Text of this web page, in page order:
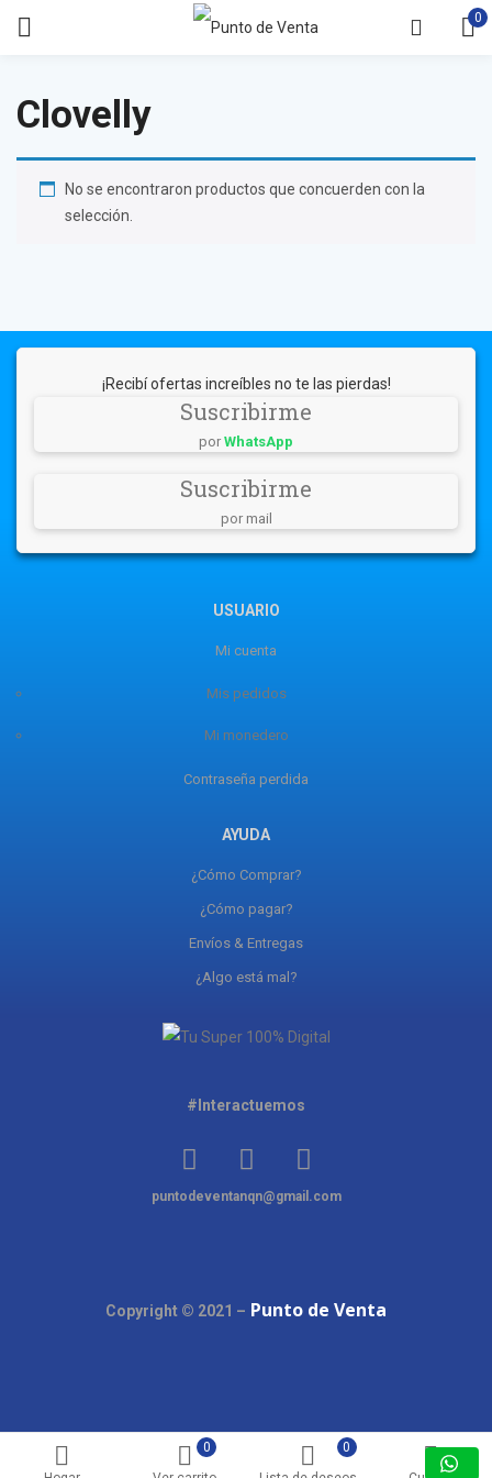
0
0
0
Clovelly
No se encontraron productos que concuerden con la
selección.
¡Recibí ofertas increíbles no te las pierdas!
Suscribirme
por WhatsApp
Suscribirme
por mail
USUARIO
Mi cuenta
Mis pedidos
Mi monedero
Contraseña perdida
AYUDA
¿Cómo Comprar?
¿Cómo pagar?
Envíos & Entregas
¿Algo está mal?
#Interactuemos
puntodeventanqn@gmail.com
Copyright © 2021 – Punto de Venta